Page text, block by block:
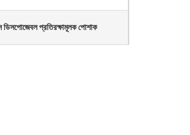
প্রতিরক্ষামূলক পোশাক